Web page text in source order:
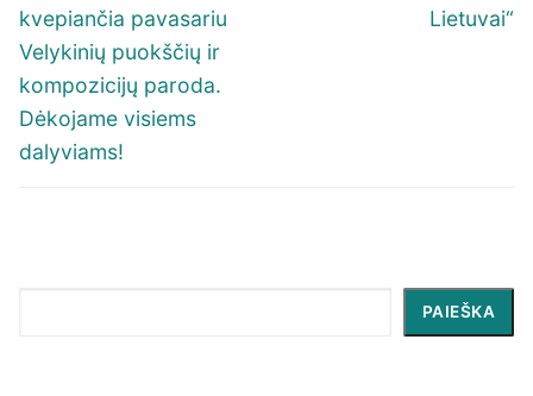
kvepiančia pavasariu
Velykinių puokščių ir
kompozicijų paroda.
Dėkojame visiems
dalyviams!
Lietuvai“
PAIEŠKA